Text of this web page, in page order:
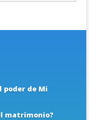
poder de Mi
matrimonio?